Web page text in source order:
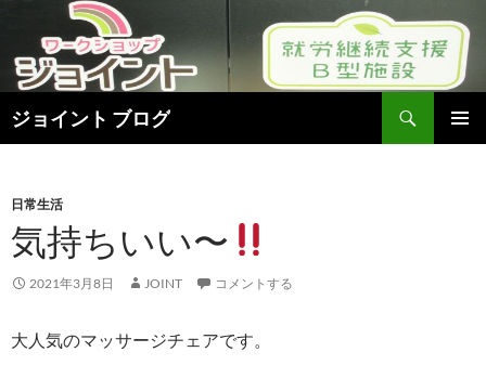
ジョイント ブログ
索
ン
ツ
へ
キ
プ
日常生活
気持ちいい〜
2021年3月8日 JOINT コメントする
大人気のマッサージチェアです。